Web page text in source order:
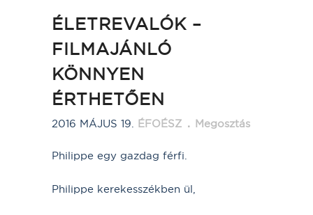
ÉLETREVALÓK –
FILMAJÁNLÓ
KÖNNYEN
ÉRTHETŐEN
2016 MÁJUS 19. ÉFOÉSZ Megosztás
Philippe egy gazdag férfi.
Philippe kerekesszékben ül,